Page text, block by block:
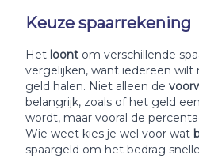
Keuze spaarrekening
Het loont om verschillende
vergelijken, want iedereen wilt
geld halen. Niet alleen de
belangrijk, zoals of het geld
wordt, maar vooral de
Wie weet kies je wel voor wat
spaargeld om het bedrag